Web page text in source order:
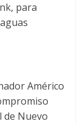
para
Américo
de Nuevo